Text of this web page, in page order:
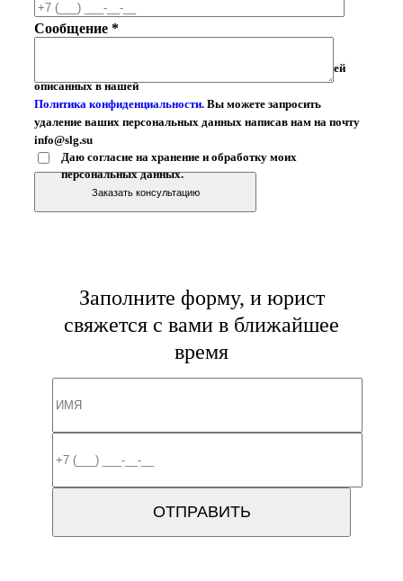
Сообщение *
Ваши личные данные могут быть использованы для целей
описанных в нашей
Политика конфиденциальности. Вы можете запросить
удаление ваших персональных данных написав нам на почту
info@slg.su
Даю согласие на хранение и обработку моих
персональных данных.
Заполните форму, и юрист
свяжется с вами в ближайшее
время